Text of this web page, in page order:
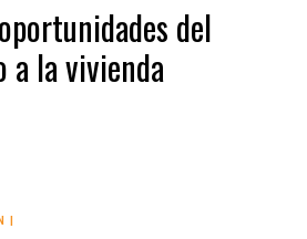
del
la vivienda